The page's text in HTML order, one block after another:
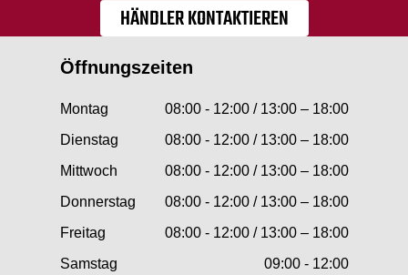
HÄNDLER KONTAKTIEREN
Öffnungszeiten
Montag
08:00 - 12:00 / 13:00 – 18:00
Dienstag
08:00 - 12:00 / 13:00 – 18:00
Mittwoch
08:00 - 12:00 / 13:00 – 18:00
Donnerstag
08:00 - 12:00 / 13:00 – 18:00
Freitag
08:00 - 12:00 / 13:00 – 18:00
Samstag
09:00 - 12:00